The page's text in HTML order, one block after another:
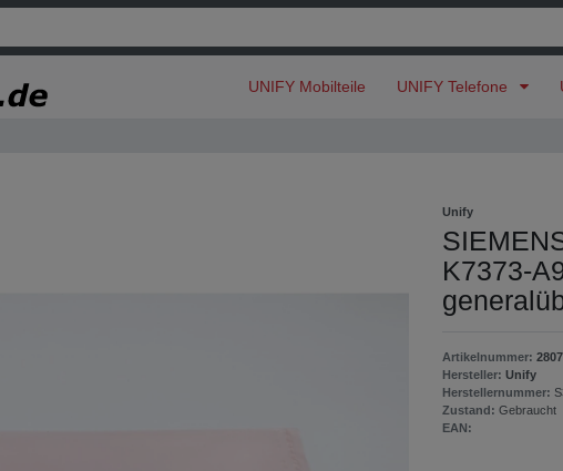
UNIFY Mobilteile UNIFY Telefone
Unify
K7373-
Artikelnummer: 2807
Hersteller: Unify
Herstellernummer:
Zustand: Gebraucht
EAN: